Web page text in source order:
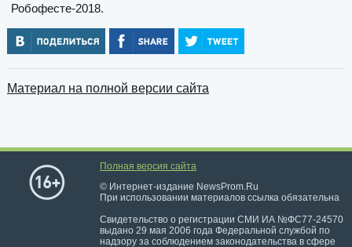
Робофесте-2018.
Материал на полной версии сайта
Полная версия сайта
© Интернет-издание NewsProm.Ru
При использовании материалов ссылка обязательна
Свидетельство о регистрации СМИ ИА №ФС77-24570
выдано 29 мая 2006 года Федеральной службой по
надзору за соблюдением законодательства в сфере